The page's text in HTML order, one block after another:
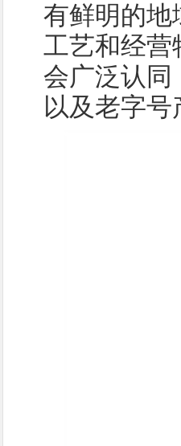
有鲜明的地
工艺和经营
会广泛认同
以及老字号